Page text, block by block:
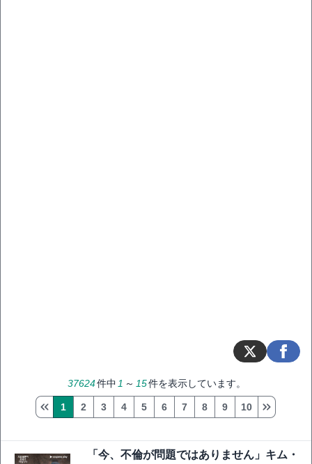
37624件中1 ～ 15件を表示しています。
1 2 3 4 5 6 7 8 9 10
「今、不倫が問題ではありません」キム・